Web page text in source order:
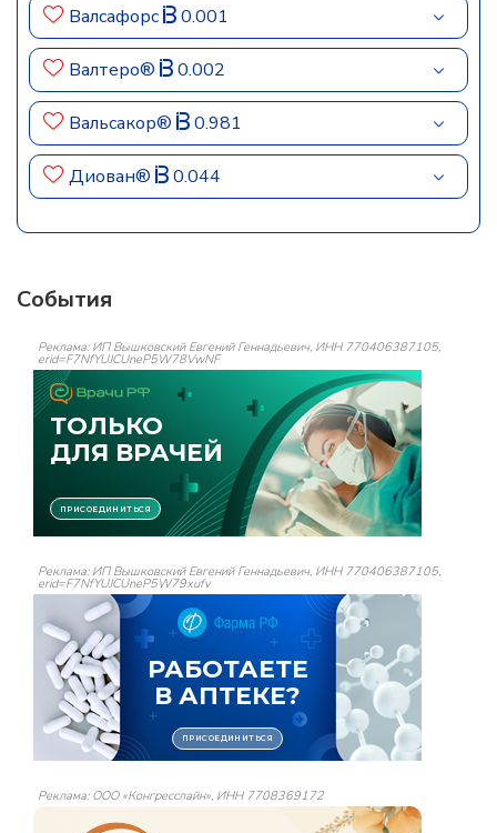
Валсафорс 0.001
Валтеро® 0.002
Вальсакор® 0.981
Диован® 0.044
События
Реклама: ИП Вышковский Евгений Геннадьевич, ИНН 770406387105,
erid=F7NfYUJCUneP5W78VwNF
Реклама: ИП Вышковский Евгений Геннадьевич, ИНН 770406387105,
erid=F7NfYUJCUneP5W79xufv
Реклама: ООО «Конгресслайн», ИНН 7708369172